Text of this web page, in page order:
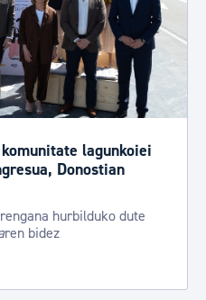
lagunkoiei
Donostian
hurbilduko dute
ren bidez